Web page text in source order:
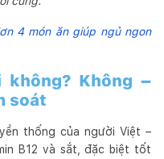
4 món ăn giúp ngủ ngon
Không –
soát
thống của người Việt –
B12 và sắt, đặc biệt tốt